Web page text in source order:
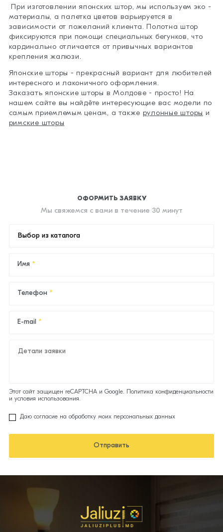
При изготовлении японских штор, мы используем эко -
материалы, а палетка цветов варьируется в
зависимости от пожеланий клиента. Полотна штор
фиксируются при помощи специальных бегунков, что
кардинально отличается от привычных вариантов
крепления жалюзи.
Японские шторы - прекрасный вариант для любителей
интересного и лаконичного оформления.
Заказать японские шторы в Молдове - просто! На
нашем сайте вы найдёте интересующие вас модели по
самым приемлемым ценам, а также рулонные шторы и
римские шторы
ОФОРМИТЬ ЗАЯВКУ
Мы свяжемся с вами в течение 30 минут
Имя
Телефон
E-mail
Этот сайт защищен reCAPTCHA и Google.
Политика конфиденциальности
и условия использования.
Даю согласие на обработку моих персональных данных
Отправить